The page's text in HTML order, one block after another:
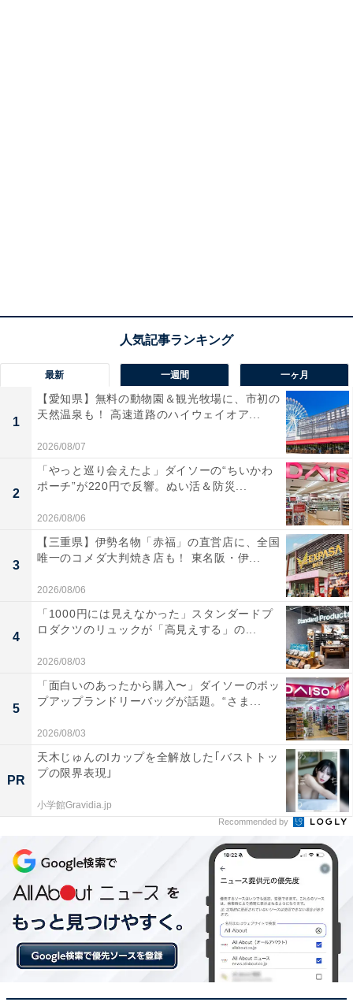
最新 一週間 一ヶ月
1
【愛知県】無料の動物園＆観光牧場に、市初の
天然温泉も！ 高速道路のハイウェイオア...
2026/08/07
2
「やっと巡り会えたよ」ダイソーの“ちいかわ
ポーチ”が220円で反響。ぬい活＆防災...
2026/08/06
3
【三重県】伊勢名物「赤福」の直営店に、全国
唯一のコメダ大判焼き店も！ 東名阪・伊...
2026/08/06
4
「1000円には見えなかった」スタンダードプ
ロダクツのリュックが「高見えする」の...
2026/08/03
5
「面白いのあったから購入〜」ダイソーのポッ
プアップランドリーバッグが話題。“さま...
2026/08/03
PR
天木じゅんのIカップを全解放した｢バストトッ
プの限界表現｣
小学館Gravidia.jp
Recommended by